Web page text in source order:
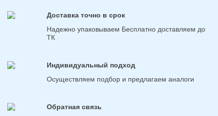
Доставка точно в срок
Надежно упаковываем Бесплатно доставляем до
ТК
Индивидуальный подход
Осуществляем подбор и предлагаем аналоги
Обратная связь